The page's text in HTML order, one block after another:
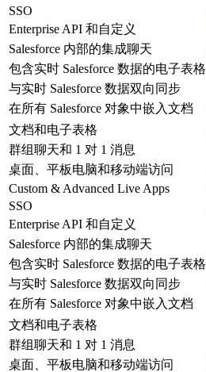
SSO
Enterprise API 和自定义
Salesforce 内部的集成聊天
包含实时 Salesforce 数据的电子表格
与实时 Salesforce 数据双向同步
在所有 Salesforce 对象中嵌入文档
文档和电子表格
群组聊天和 1 对 1 消息
桌面、平板电脑和移动端访问
Custom & Advanced Live Apps
SSO
Enterprise API 和自定义
Salesforce 内部的集成聊天
包含实时 Salesforce 数据的电子表格
与实时 Salesforce 数据双向同步
在所有 Salesforce 对象中嵌入文档
文档和电子表格
群组聊天和 1 对 1 消息
桌面、平板电脑和移动端访问